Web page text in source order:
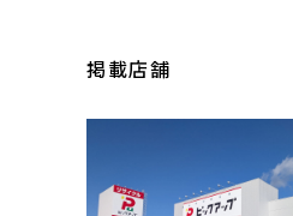
掲載店舗